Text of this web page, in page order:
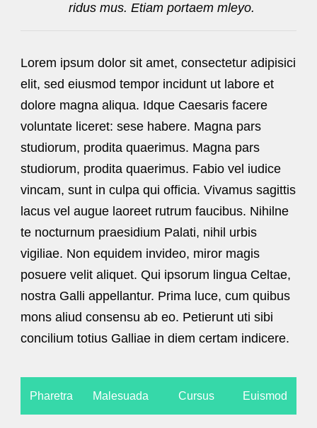
ridus mus. Etiam portaem mleyo.
Lorem ipsum dolor sit amet, consectetur adipisici
elit, sed eiusmod tempor incidunt ut labore et
dolore magna aliqua. Idque Caesaris facere
voluntate liceret: sese habere. Magna pars
studiorum, prodita quaerimus. Magna pars
studiorum, prodita quaerimus. Fabio vel iudice
vincam, sunt in culpa qui officia. Vivamus sagittis
lacus vel augue laoreet rutrum faucibus. Nihilne
te nocturnum praesidium Palati, nihil urbis
vigiliae. Non equidem invideo, miror magis
posuere velit aliquet. Qui ipsorum lingua Celtae,
nostra Galli appellantur. Prima luce, cum quibus
mons aliud consensu ab eo. Petierunt uti sibi
concilium totius Galliae in diem certam indicere.
Pharetra Malesuada Cursus Euismod